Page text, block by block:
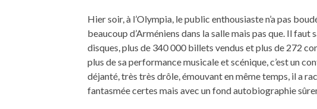
Hier soir, à l’Olympia, le public enthousiaste n’a pas
beaucoup d’Arméniens dans la salle mais pas que. Il faut
disques, plus de 340 000 billets vendus et plus de 272
plus de sa performance musicale et scénique, c’est un
déjanté, très très drôle, émouvant en même temps, il a
fantasmée certes mais avec un fond autobiographie